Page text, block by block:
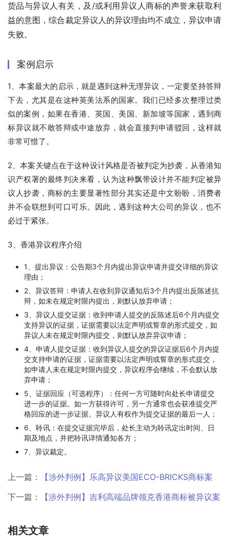
货品与异议人有关，及/或利用异议人商标的声誉来获取利
益的意图，综合裁定异议人的异议理由均不成立，异议申请
失败。
案例启示
1、本案最大的启示，就是遇到这种无理异议，一定要坚持答辩
下去，尤其是在这种英美法系的国家。我们已经多次整理过类
似的案例，如果在香港、英国、美国、新加坡等国家，遇到商
标异议就不敢答辩或中途放弃，就会直接判申请驳回，这样就
非常可惜了。
2、本案关键点在于这种设计风格是否被判定为抄袭，从香港知
识产权署的最终判决来看，认为这种飘带设计并不能判定被异
议人抄袭，商标的主要显著性部分其实还是中文盼盼，消费者
并不会联想到可口可乐。因此，遇到这种大公司的异议，也不
必过于紧张。
3、香港异议程序介绍
1、提出异议：公告期3个月内提出异议申请并提交详细的异议
理由；
2、异议答辩：申请人在收到异议通知后3个月内提出反陈述抗
辩，如未在规定时限内提出，则默认放弃申请；
3、异议人提交证据：收到申请人提交的反陈述后6个月内提交
支持异议的证据，证据需要以法定声明或誓章的形式提交，如
异议人未在规定时限内提交，则默认放弃异议申请；
4、申请人提交证据：收到异议人提交的异议证据后6个月内提
交支持申请的证据，证据需要以法定声明或誓章的形式提交，
如申请人未在规定时限内提交，异议程序会继续，不会默认放
弃申请；
5、证据回应（可选程序）：任何一方可随时向处长申请提交
进一步的证据。如一方获得许可，另一方通常也会获准提交严
格回应的进一步证据。异议人有权作为提交证据的最后一人；
6、聆讯：在提交证据完毕后，处长主动为聆讯定出时间、日
期及地点，并把聆讯详情通知各方；
7、异议裁定。
上一篇：
【涉外判例】乐高异议美国ECO-BRICKS商标案
下一篇：
【涉外判例】吉利高端品牌领克香港商标被异议案
相关文章